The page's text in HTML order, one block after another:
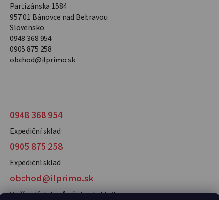
Partizánska 1584
957 01 Bánovce nad Bebravou
Slovensko
0948 368 954
0905 875 258
obchod@ilprimo.sk
0948 368 954
Expediční sklad
0905 875 258
Expediční sklad
obchod@ilprimo.sk
V případě dotazů nás kontaktujte